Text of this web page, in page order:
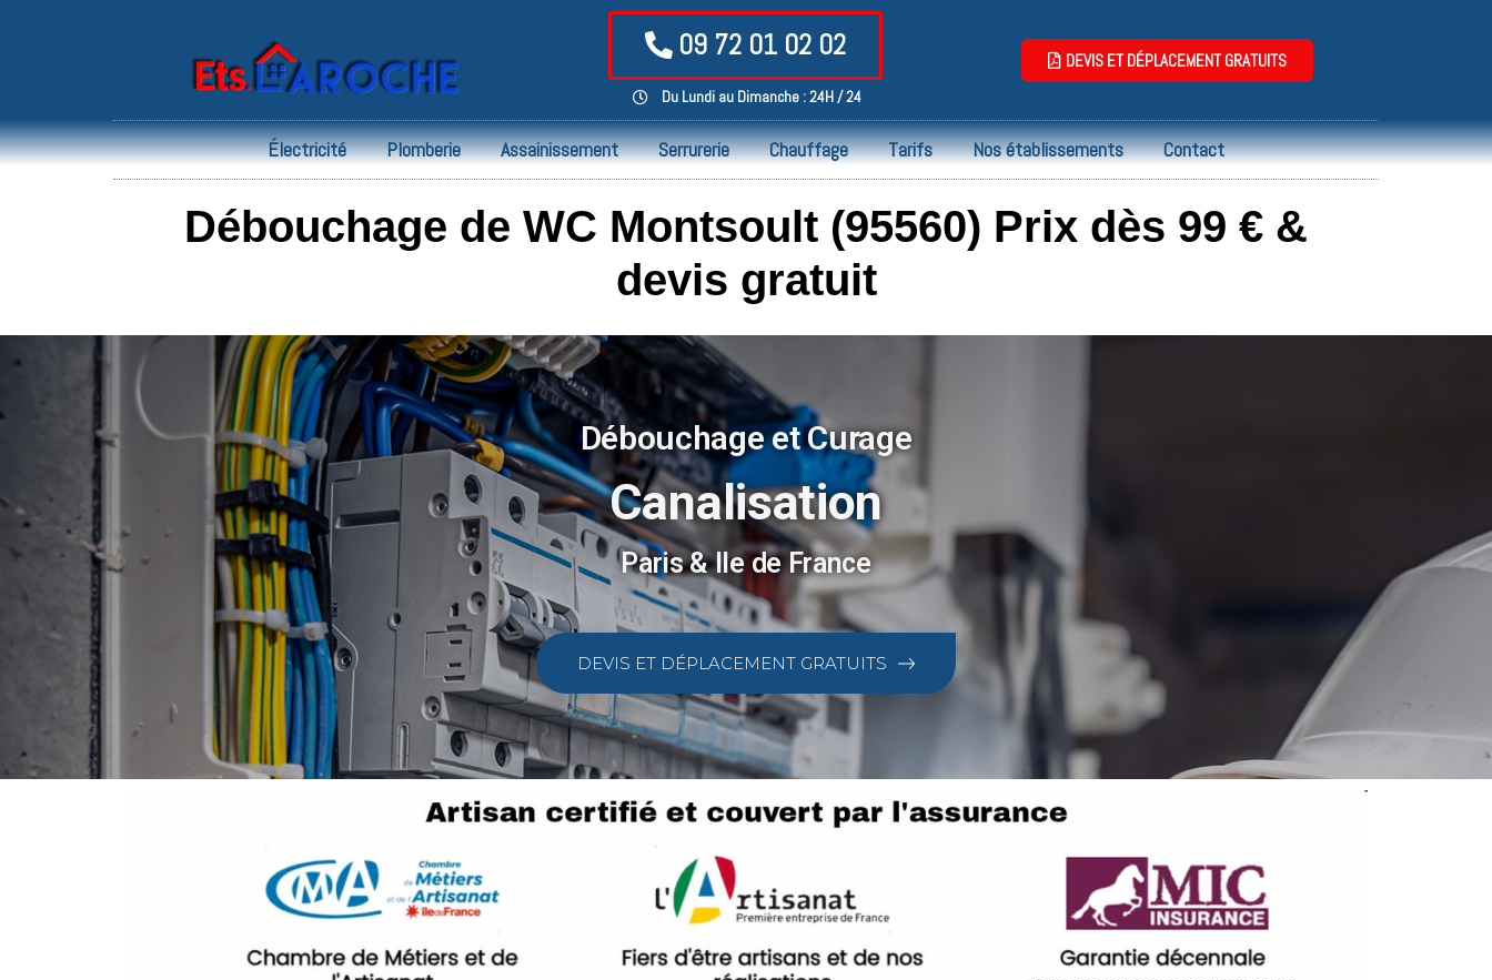
09 72 01 02 02
Du Lundi au Dimanche : 24H / 24
DEVIS ET DÉPLACEMENT GRATUITS
Électricité Plomberie Assainissement Serrurerie Chauffage Tarifs Nos établissements Contact
Débouchage de WC Montsoult (95560) Prix dès 99 € &
devis gratuit
Débouchage et Curage
Canalisation
Paris & Ile de France
DEVIS ET DÉPLACEMENT GRATUITS